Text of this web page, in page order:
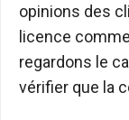
opinions des
licence
regardons le
vérifier que la